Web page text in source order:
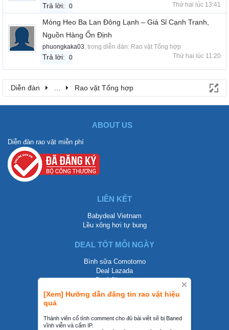
[Xem] Hưỡng dẫn đăng tin rao vặt hiệu
quả
Thành viên cố tình comment cho đủ bài viêt sẽ bị Baned
vĩnh viễn và cấm IP.
Trả lời: 0 Thứ hai lúc 13:41
Móng Heo Ba Lan Đông Lạnh – Giá Sỉ Cạnh Tranh,
Nguồn Hàng Ổn Định
phuongkaka03, trong diễn đàn: Rao vặt Tổng hợp
Trả lời: 0 Thứ hai lúc 11:20
Diễn đàn ... Rao vặt Tổng hợp
ABOUT US
Diễn đàn rao vặt miễn phí
LIÊN KẾT
Babydeal Vietnam
Lều xông hơi tự bung
DEAL TỐT MỖI NGÀY
Bình sữa Comotomo
Deal Lazada
Deal Shopee
LIÊN HỆ
0858002468